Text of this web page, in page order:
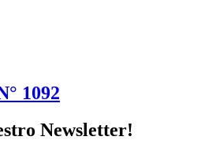
1092
Newsletter!